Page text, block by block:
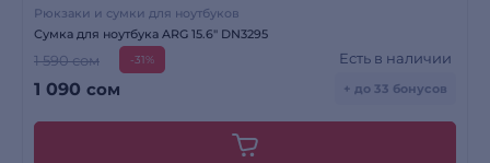
Рюкзаки и сумки для ноутбуков
Сумка для ноутбука ARG 15.6" DN3295
1 590 сом -31%
1 090 сом
Есть в наличии
+ до 33 бонусов